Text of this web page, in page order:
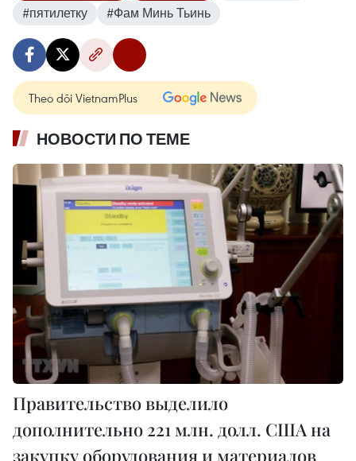
#пятилетку
#Фам Минь Тьинь
Theo dõi VietnamPlus
НОВОСТИ ПО ТЕМЕ
Правительство выделило
дополнительно 221 млн. долл. США на
закупку оборудования и материалов